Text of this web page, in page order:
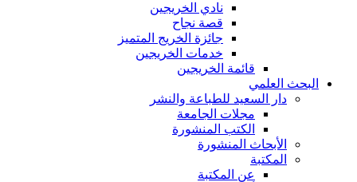
نادي الخريجين
قصة نجاح
جائزة الخريج المتميز
خدمات الخريجين
قائمة الخريجين
البحث العلمي
دار السعيد للطباعة والنشر
مجلات الجامعة
الكتب المنشورة
الأبحاث المنشورة
المكتبة
عن المكتبة